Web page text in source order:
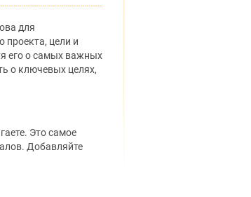
для
проекта, цели и
его о самых важных
о ключевых целях,
Это самое
Добавляйте